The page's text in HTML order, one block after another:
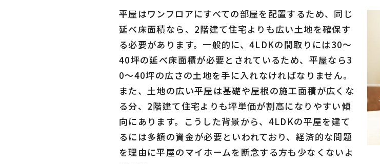
平屋はワンフロアにすべての部屋を配置するため、同じ
延べ床面積なら、2階建て住宅よりも広い土地を確保す
る必要があります。一般的に、4LDKの間取りには30～
40坪の延べ床面積が必要とされているため、平屋なら3
0～40坪の広さの土地を手に入れなければなりません。
また、土地の広い平屋は基礎や屋根の施工面積が広くな
る分、2階建て住宅よりも坪単価が割高になりやすい傾
向にあります。こうした背景から、4LDKの平屋を建て
るには多額の資金が必要といわれており、経済的な問題
を理由に平屋のマイホームを断念する方も少なくないよ